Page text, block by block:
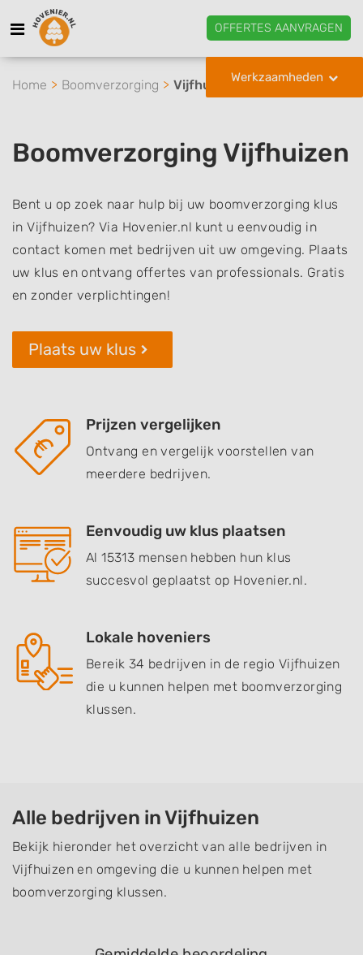
OFFERTES AANVRAGEN
Werkzaamheden
Home Boomverzorging Vijfhuizen
Boomverzorging Vijfhuizen
Bent u op zoek naar hulp bij uw boomverzorging klus
in Vijfhuizen? Via Hovenier.nl kunt u eenvoudig in
contact komen met bedrijven uit uw omgeving. Plaats
uw klus en ontvang offertes van professionals. Gratis
en zonder verplichtingen!
Plaats uw klus
Prijzen vergelijken
Ontvang en vergelijk voorstellen van
meerdere bedrijven.
Eenvoudig uw klus plaatsen
Al 15313 mensen hebben hun klus
succesvol geplaatst op Hovenier.nl.
Lokale hoveniers
Bereik 34 bedrijven in de regio Vijfhuizen
die u kunnen helpen met boomverzorging
klussen.
Alle bedrijven in Vijfhuizen
Bekijk hieronder het overzicht van alle bedrijven in
Vijfhuizen en omgeving die u kunnen helpen met
boomverzorging klussen.